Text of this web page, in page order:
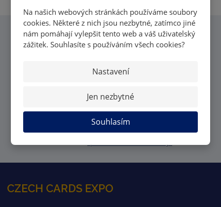
Na našich webových stránkách používáme soubory
cookies. Některé z nich jsou nezbytné, zatímco jiné
nám pomáhají vylepšit tento web a váš uživatelský
zážitek. Souhlasíte s používáním všech cookies?
Nastavení
Jen nezbytné
Souhlasím
CHCI VĚDĚT VŠECHNY
NOVINKY OD MK CARDS
PŘIHLÁSIT
CZECH CARDS EXPO